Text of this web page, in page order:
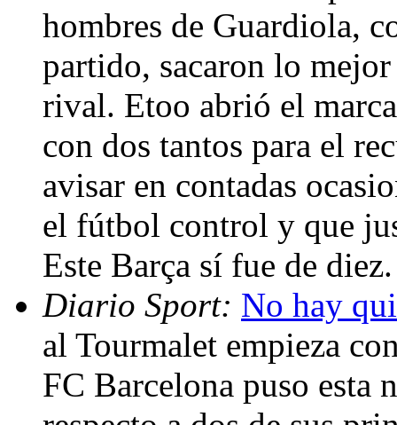
hombres de Guardiola,
partido, sacaron lo
rival. Etoo abrió el
con dos tantos para el
avisar en contadas
el fútbol control y que
Este Barça sí fue de
Diario Sport: No hay
al Tourmalet empieza
FC Barcelona puso esta